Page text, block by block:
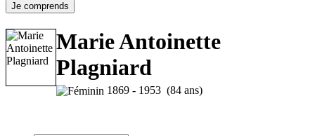
Je comprends
Marie Antoinette
Plagniard
1869 - 1953 (84 ans)